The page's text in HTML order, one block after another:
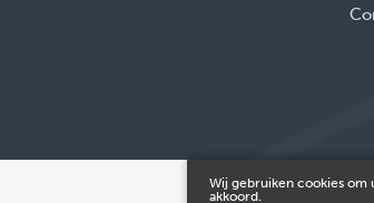
Wij gebruiken cookies om
akkoord.